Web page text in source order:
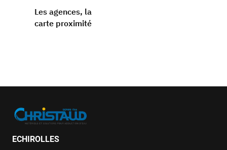
Les agences, la
carte proximité
ECHIROLLES